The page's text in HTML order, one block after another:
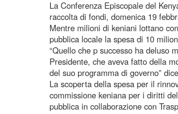
La Conferenza Episcopale del
raccolta di fondi, domenica 19
Mentre milioni di keniani lottano
pubblica locale la spesa di 10
“Quello che p successo ha deluso
Presidente, che aveva fatto della
del suo programma di governo”
La scoperta della spesa per il
commissione keniana per i diritti
pubblica in collaborazione con